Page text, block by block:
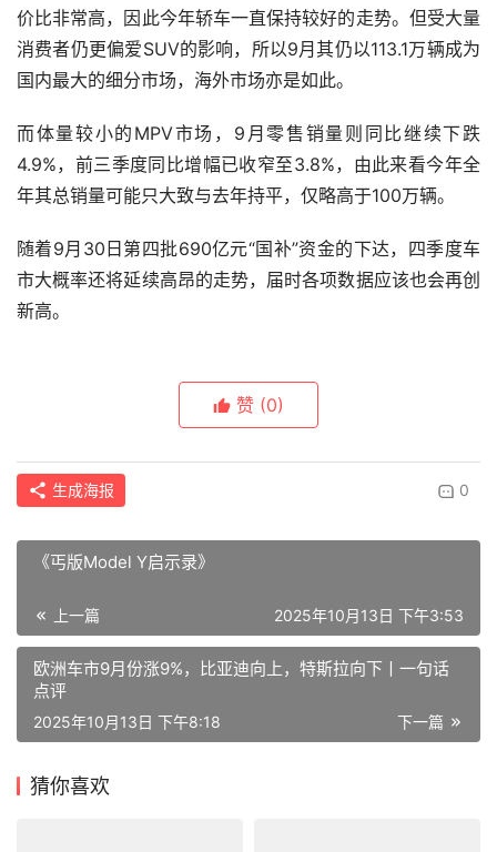
价比非常高，因此今年轿车一直保持较好的走势。但受大量
消费者仍更偏爱SUV的影响，所以9月其仍以113.1万辆成为
国内最大的细分市场，海外市场亦是如此。
而体量较小的MPV市场，9月零售销量则同比继续下跌
4.9%，前三季度同比增幅已收窄至3.8%，由此来看今年全
年其总销量可能只大致与去年持平，仅略高于100万辆。
随着9月30日第四批690亿元“国补”资金的下达，四季度车
市大概率还将延续高昂的走势，届时各项数据应该也会再创
新高。
赞 (0)
生成海报 0
《丐版Model Y启示录》
上一篇 2025年10月13日 下午3:53
欧洲车市9月份涨9%，比亚迪向上，特斯拉向下丨一句话
点评
下一篇
2025年10月13日 下午8:18
猜你喜欢